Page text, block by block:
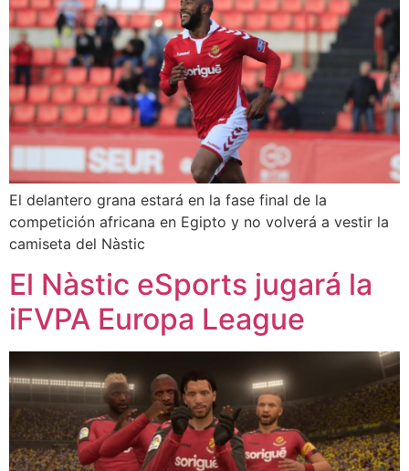
El delantero grana estará en la fase final de la
competición africana en Egipto y no volverá a vestir la
camiseta del Nàstic
El Nàstic eSports jugará la
iFVPA Europa League